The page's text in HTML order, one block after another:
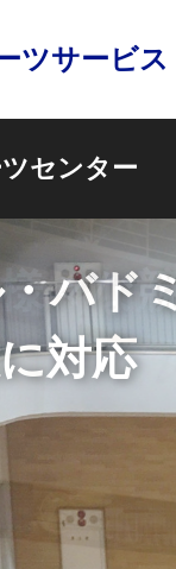
ツサービス
センター
バド
対応